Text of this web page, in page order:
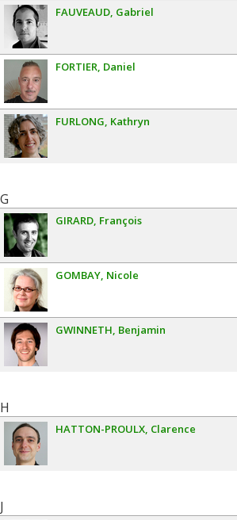
FAUVEAUD Gabriel
FORTIER Daniel
FURLONG Kathryn
G
GIRARD François
GOMBAY Nicole
GWINNETH Benjamin
H
HATTON-PROULX Clarence
J